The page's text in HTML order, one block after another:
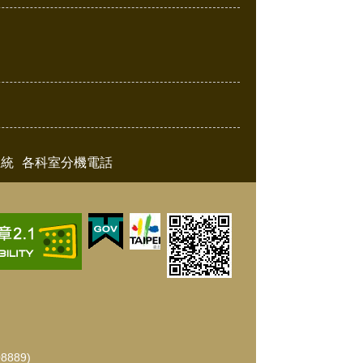
各科室分機電話